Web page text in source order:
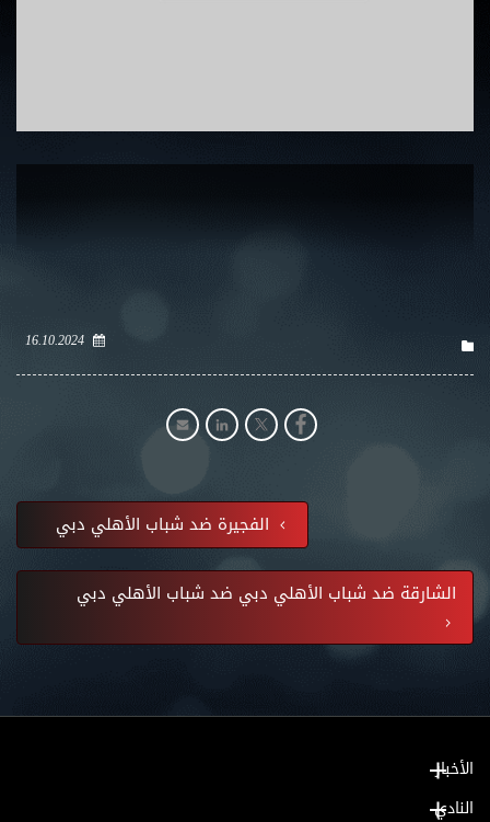
16.10.2024
الفجيرة ضد شباب الأهلي دبي
الشارقة ضد شباب الأهلي دبي ضد شباب الأهلي دبي
الأخبار
النادي